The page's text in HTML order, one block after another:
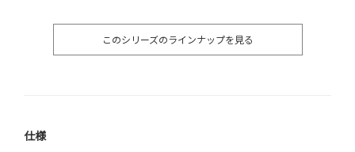
このシリーズのラインナップを見る
仕様